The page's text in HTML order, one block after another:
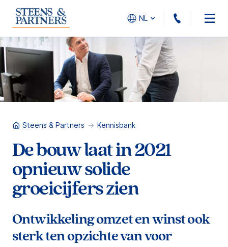
NL 010 -
Steens & Partners Kennisbank
De bouw laat in 2021
opnieuw solide
groeicijfers zien
Ontwikkeling omzet en winst ook
sterk ten opzichte van voor